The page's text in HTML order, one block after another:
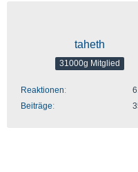
taheth
31000g Mitglied
Reaktionen
Beiträge